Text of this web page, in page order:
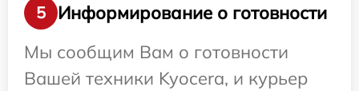
5
Информирование о готовности
Мы сообщим Вам о готовности
Вашей техники Kyocera, и курьер